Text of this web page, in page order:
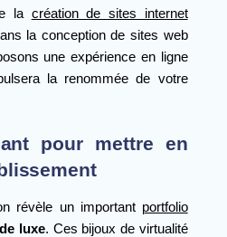
la création de sites internet
la conception de sites web
une expérience en ligne
la renommée de votre
pour mettre en
révèle un important portfolio
luxe. Ces bijoux de virtualité